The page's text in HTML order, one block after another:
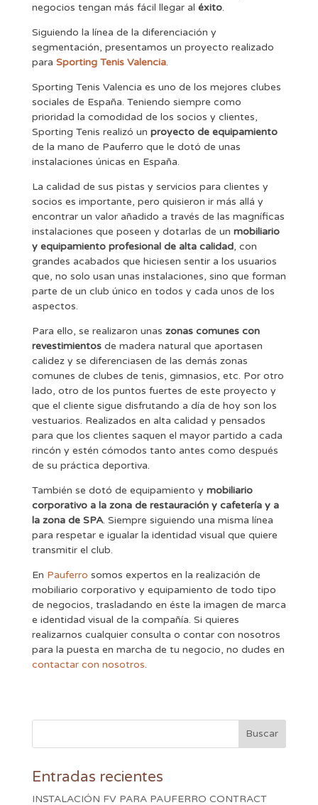
negocios tengan más fácil llegar al éxito.
Siguiendo la línea de la diferenciación y
segmentación, presentamos un proyecto realizado
para Sporting Tenis Valencia.
Sporting Tenis Valencia es uno de los mejores clubes
sociales de España. Teniendo siempre como
prioridad la comodidad de los socios y clientes,
Sporting Tenis realizó un proyecto de equipamiento
de la mano de Pauferro que le dotó de unas
instalaciones únicas en España.
La calidad de sus pistas y servicios para clientes y
socios es importante, pero quisieron ir más allá y
encontrar un valor añadido a través de las magníficas
instalaciones que poseen y dotarlas de un mobiliario
y equipamiento profesional de alta calidad, con
grandes acabados que hiciesen sentir a los usuarios
que, no solo usan unas instalaciones, sino que forman
parte de un club único en todos y cada unos de los
aspectos.
Para ello, se realizaron unas zonas comunes con
revestimientosde madera natural que aportasen
calidez y se diferenciasen de las demás zonas
comunes de clubes de tenis, gimnasios, etc. Por otro
lado, otro de los puntos fuertes de este proyecto y
que el cliente sigue disfrutando a día de hoy son los
vestuarios. Realizados en alta calidad y pensados
para que los clientes saquen el mayor partido a cada
rincón y estén cómodos tanto antes como después
de su práctica deportiva.
También se dotó de equipamiento y mobiliario
corporativo a la zona de restauración y cafetería y a
la zona de SPA. Siempre siguiendo una misma línea
para respetar e igualar la identidad visual que quiere
transmitir el club.
En Pauferro somos expertos en la realización de
mobiliario corporativo y equipamiento de todo tipo
de negocios, trasladando en éste la imagen de marca
e identidad visual de la compañía. Si quieres
realizarnos cualquier consulta o contar con nosotros
para la puesta en marcha de tu negocio, no dudes en
contactar con nosotros.
Entradas recientes
INSTALACIÓN FV PARA PAUFERRO CONTRACT